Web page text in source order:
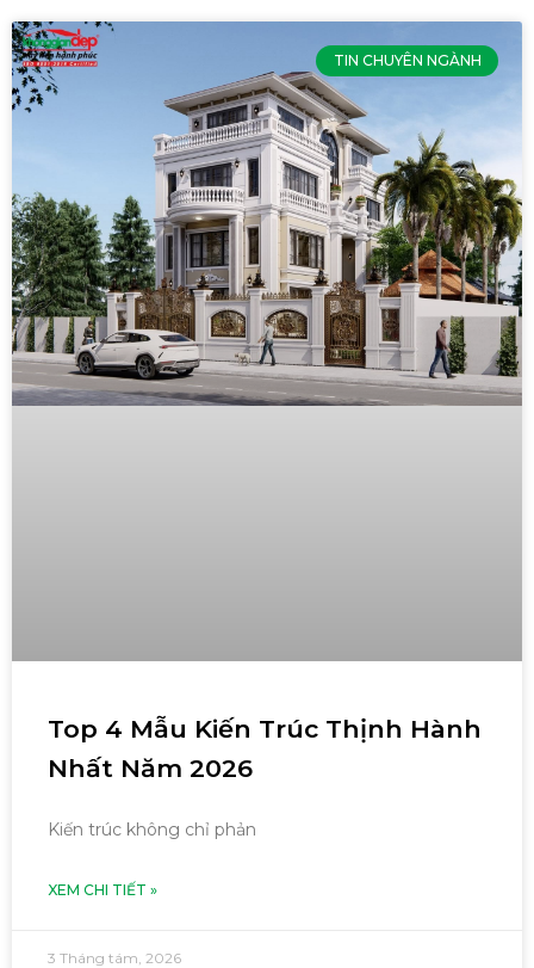
TIN CHUYÊN NGÀNH
Top 4 Mẫu Kiến Trúc Thịnh Hành
Nhất Năm 2026
Kiến trúc không chỉ phản
XEM CHI TIẾT »
3 Tháng tám, 2026